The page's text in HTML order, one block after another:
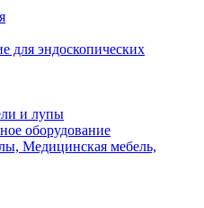
для эндоскопических
и лупы
оборудование
Медицинская мебель,